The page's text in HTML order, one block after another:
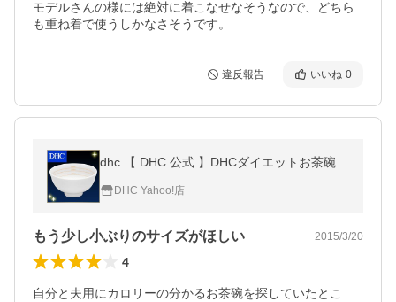
モデルさんの様には絶対に着こなせなそうなので、どちら
も重ね着で使うしかなさそうです。
違反報告 いいね 0
dhc 【 DHC 公式 】DHCダイエットお茶碗
DHC Yahoo!店
もう少し小ぶりのサイズがほしい 2015/3/20
4
自分と夫用にカロリーの分かるお茶碗を探していたとこ